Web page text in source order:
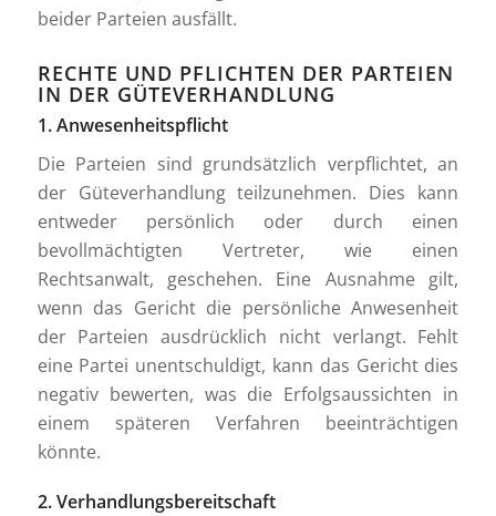
beider Parteien ausfällt.
RECHTE UND PFLICHTEN DER PARTEIEN
IN DER GÜTEVERHANDLUNG
1. Anwesenheitspflicht
Die Parteien sind grundsätzlich verpflichtet, an
der Güteverhandlung teilzunehmen. Dies kann
entweder persönlich oder durch einen
bevollmächtigten Vertreter, wie einen
Rechtsanwalt, geschehen. Eine Ausnahme gilt,
wenn das Gericht die persönliche Anwesenheit
der Parteien ausdrücklich nicht verlangt. Fehlt
eine Partei unentschuldigt, kann das Gericht dies
negativ bewerten, was die Erfolgsaussichten in
einem späteren Verfahren beeinträchtigen
könnte.
2. Verhandlungsbereitschaft